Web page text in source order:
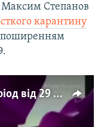
Максим Степанов
карантину
поширенням
Нове довкола COVID-19 за період від 29 вересня до 5 жовтня – відео